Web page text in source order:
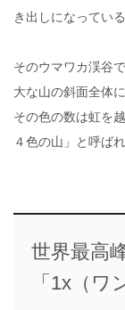
き出しになってい
そのウマワカ渓谷
大な山の斜面全体
その色の数は虹を
４色の山」と呼ば
世界最高
「1x（